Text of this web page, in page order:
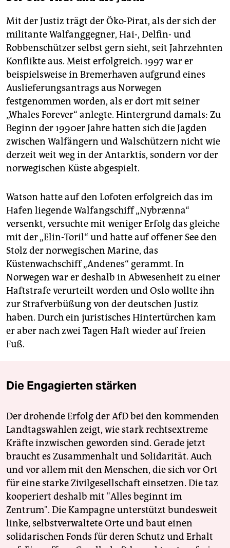
Mit der Justiz trägt der Öko-Pirat, als der sich der
militante Walfanggegner, Hai-, Delfin- und
Robbenschützer selbst gern sieht, seit Jahrzehnten
Konflikte aus. Meist erfolgreich. 1997 war er
beispielsweise in Bremerhaven aufgrund eines
Auslieferungsantrags aus Norwegen
festgenommen worden, als er dort mit seiner
„Whales Forever“ anlegte. Hintergrund damals: Zu
Beginn der 1990er Jahre hatten sich die Jagden
zwischen Walfängern und Walschützern nicht wie
derzeit weit weg in der Antarktis, sondern vor der
norwegischen Küste abgespielt.
Watson hatte auf den Lofoten erfolgreich das im
Hafen liegende Walfangschiff „Nybrænna“
versenkt, versuchte mit weniger Erfolg das gleiche
mit der „Elin-Toril“ und hatte auf offener See den
Stolz der norwegischen Marine, das
Küstenwachschiff „Andenes“ gerammt. In
Norwegen war er deshalb in Abwesenheit zu einer
Haftstrafe verurteilt worden und Oslo wollte ihn
zur Strafverbüßung von der deutschen Justiz
haben. Durch ein juristisches Hintertürchen kam
er aber nach zwei Tagen Haft wieder auf freien
Fuß.
Die Engagierten stärken
Der drohende Erfolg der AfD bei den kommenden
Landtagswahlen zeigt, wie stark rechtsextreme
Kräfte inzwischen geworden sind. Gerade jetzt
braucht es Zusammenhalt und Solidarität. Auch
und vor allem mit den Menschen, die sich vor Ort
für eine starke Zivilgesellschaft einsetzen. Die taz
kooperiert deshalb mit "Alles beginnt im
Zentrum". Die Kampagne unterstützt bundesweit
linke, selbstverwaltete Orte und baut einen
solidarischen Fonds für deren Schutz und Erhalt